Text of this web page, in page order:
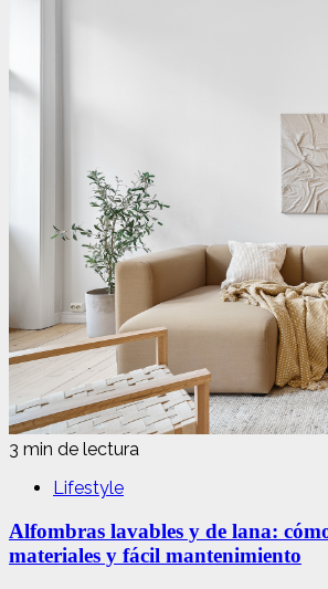
3 min de lectura
Lifestyle
Alfombras lavables y de lana:
materiales y fácil mantenimiento